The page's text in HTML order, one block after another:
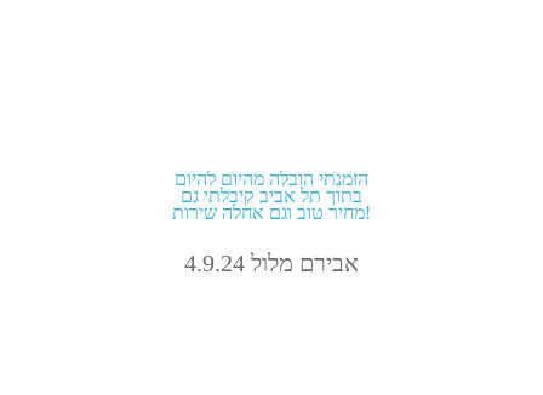
הזמנתי הובלה מהיום להיום
בתוך תל אביב קיבלתי גם
מחיר טוב וגם אחלה שירות!
אבירם מלול 4.9.24